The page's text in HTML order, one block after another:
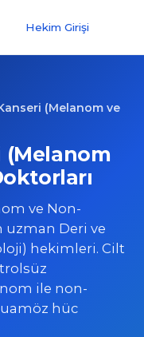
Hekim Girişi
(Melanom ve
(Melanom
ve Non-
uzman Deri ve
hekimleri. Cilt
ile non-
hüc